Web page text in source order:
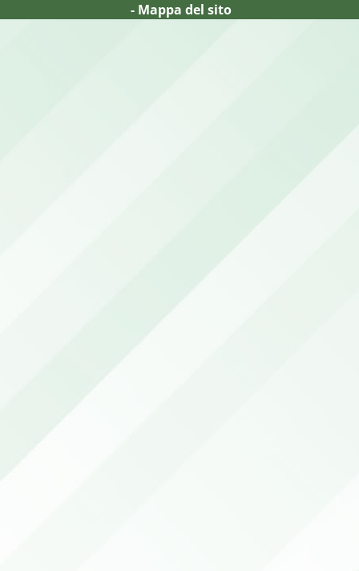
Mappa del sito